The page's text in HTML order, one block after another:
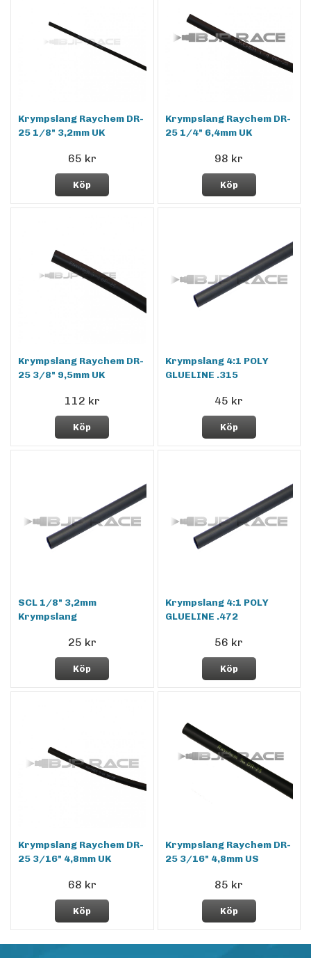
Krympslang Raychem DR-
25 1/8" 3,2mm UK
65 kr
Köp
Krympslang Raychem DR-
25 1/4" 6,4mm UK
98 kr
Köp
Krympslang Raychem DR-
25 3/8" 9,5mm UK
112 kr
Köp
Krympslang 4:1 POLY
GLUELINE .315
45 kr
Köp
SCL 1/8" 3,2mm
Krympslang
25 kr
Köp
Krympslang 4:1 POLY
GLUELINE .472
56 kr
Köp
Krympslang Raychem DR-
25 3/16" 4,8mm UK
68 kr
Köp
Krympslang Raychem DR-
25 3/16" 4,8mm US
85 kr
Köp